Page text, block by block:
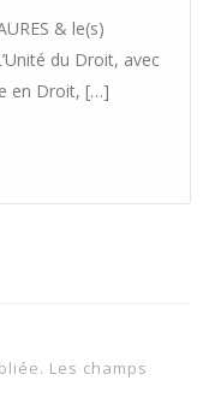
& le(s)
du Droit, avec
en Droit, […]
Les champs